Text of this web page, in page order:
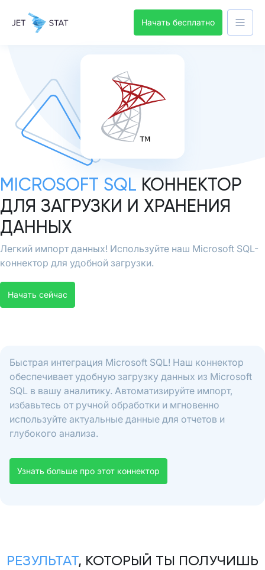
Начать бесплатно
MICROSOFT SQL КОННЕКТОР
ДЛЯ ЗАГРУЗКИ И ХРАНЕНИЯ
ДАННЫХ
Легкий импорт данных! Используйте наш Microsoft SQL-
коннектор для удобной загрузки.
Начать сейчас
Быстрая интеграция Microsoft SQL! Наш коннектор
обеспечивает удобную загрузку данных из Microsoft
SQL в вашу аналитику. Автоматизируйте импорт,
избавьтесь от ручной обработки и мгновенно
используйте актуальные данные для отчетов и
глубокого анализа.
Узнать больше про этот коннектор
РЕЗУЛЬТАТ, КОТОРЫЙ ТЫ ПОЛУЧИШЬ